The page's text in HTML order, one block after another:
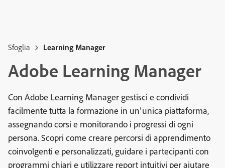
Sfoglia Learning Manager
Adobe Learning Manager
Con Adobe Learning Manager gestisci e condividi
facilmente tutta la formazione in un’unica piattaforma,
assegnando corsi e monitorando i progressi di ogni
persona. Scopri come creare percorsi di apprendimento
coinvolgenti e personalizzati, guidare i partecipanti con
programmi chiari e utilizzare report intuitivi per aiutare